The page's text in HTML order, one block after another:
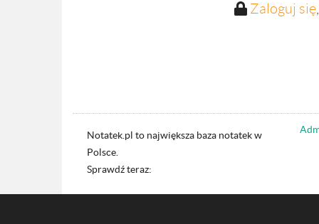
Zaloguj się
Notatek.pl to największa baza notatek w
Polsce.
Sprawdź teraz: